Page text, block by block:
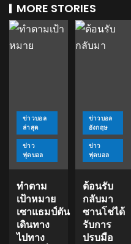
MORE STORIES
ข่าวบอล
ล่าสุด
ข่าว
ฟุตบอล
ทำตาม
เป้าหมาย
เซาแธมป์ตัน
เดินทาง
ไปทาง
ข่าวบอล
อังกฤษ
ข่าว
ฟุตบอล
ต้อนรับ
กลับมา
ซานโช่ได้
รับการ
ปรบมือ